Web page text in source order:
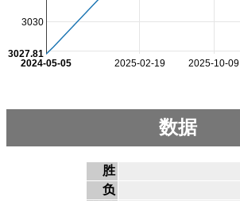
2025-02-19 2025-10-09
2024-05-05
3030
3027.81
数据
胜
负